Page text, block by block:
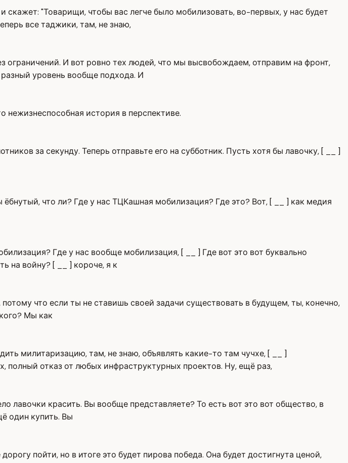
"Товарищи, чтобы вас легче было мобилизовать, во-первых, у нас будет
все таджики, там, не знаю,
ограничений. И вот ровно тех людей, что мы высвобождаем, отправим на фронт,
уровень вообще подхода. И
нежизнеспособная история в перспективе.
за секунду. Теперь отправьте его на субботник. Пусть хотя бы лавочку, [ __ ]
что ли? Где у нас ТЦКашная мобилизация? Где это? Вот, [ __ ] как медия
Где у нас вообще мобилизация, [ __ ] Где вот это вот буквально
на войну? [ __ ] короче, я к
что если ты не ставишь своей задачи существовать в будущем, ты, конечно,
Мы как
милитаризацию, там, не знаю, объявлять какие-то там чучхе, [ __ ]
полный отказ от любых инфраструктурных проектов. Ну, ещё раз,
лавочки красить. Вы вообще представляете? То есть вот это вот общество, в
один купить. Вы
пойти, но в итоге это будет пирова победа. Она будет достигнута ценой,